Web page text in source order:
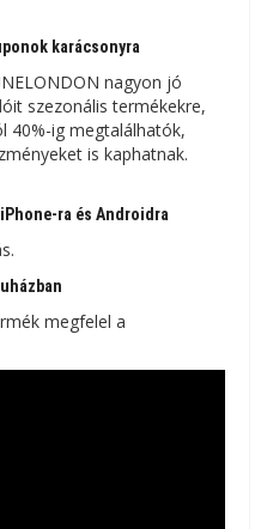
karácsonyra
nagyon jó
szezonális termékekre,
40%-ig megtalálhatók,
is kaphatnak.
iPhone-ra és Androidra
megfelel a